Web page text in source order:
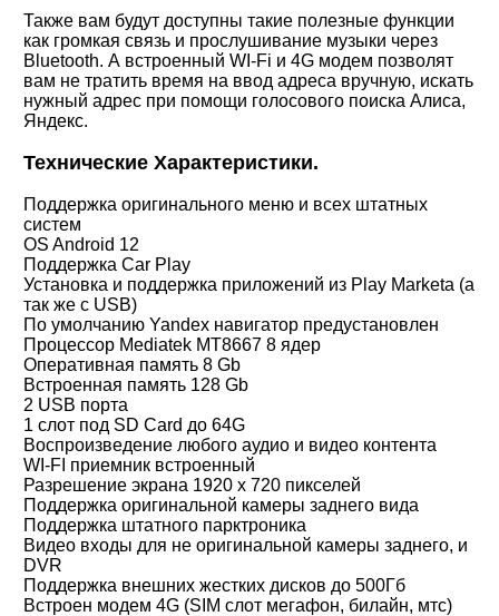
Также вам будут доступны такие полезные функции
как громкая связь и прослушивание музыки через
Bluetooth. А встроенный WI-Fi и 4G модем позволят
вам не тратить время на ввод адреса вручную, искать
нужный адрес при помощи голосового поиска Алиса,
Яндекс.
Технические Характеристики.
Поддержка оригинального меню и всех штатных
систем
OS Android 12
Поддержка Car Play
Установка и поддержка приложений из Play Marketa (а
так же с USB)
По умолчанию Yandex навигатор предустановлен
Процессор Mediatek MT8667 8 ядер
Оперативная память 8 Gb
Встроенная память 128 Gb
2 USB порта
1 слот под SD Card до 64G
Воспроизведение любого аудио и видео контента
WI-FI приемник встроенный
Разрешение экрана 1920 х 720 пикселей
Поддержка оригинальной камеры заднего вида
Поддержка штатного парктроника
Видео входы для не оригинальной камеры заднего, и
DVR
Поддержка внешних жестких дисков до 500Гб
Встроен модем 4G (SIM слот мегафон, билайн, мтс)